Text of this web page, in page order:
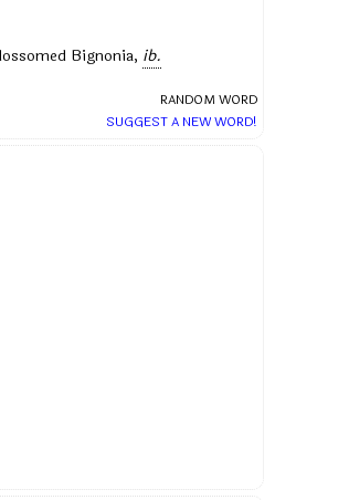
Bignonia, ib.
RANDOM WORD
SUGGEST A NEW WORD!